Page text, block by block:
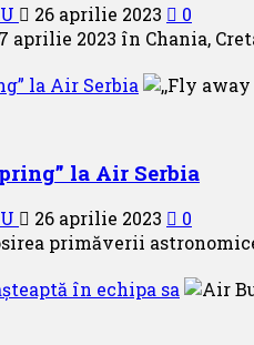
26 aprilie 2023
0
aprilie 2023 în Chania,
la Air Serbia
la Air Serbia
26 aprilie 2023
0
primăverii
în echipa sa